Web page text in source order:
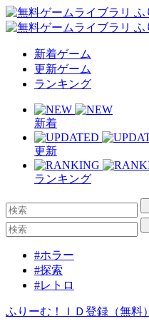
新着ゲーム
更新ゲーム
ランキング
新着
更新
ランキング
#ホラー
#探索
#レトロ
ふりーむ！ＩＤ登録（無料）